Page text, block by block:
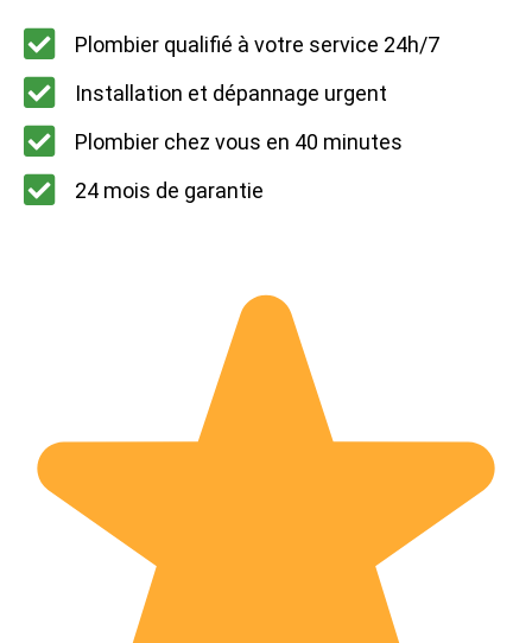
Plombier qualifié à votre service 24h/7
Installation et dépannage urgent
Plombier chez vous en 40 minutes
24 mois de garantie